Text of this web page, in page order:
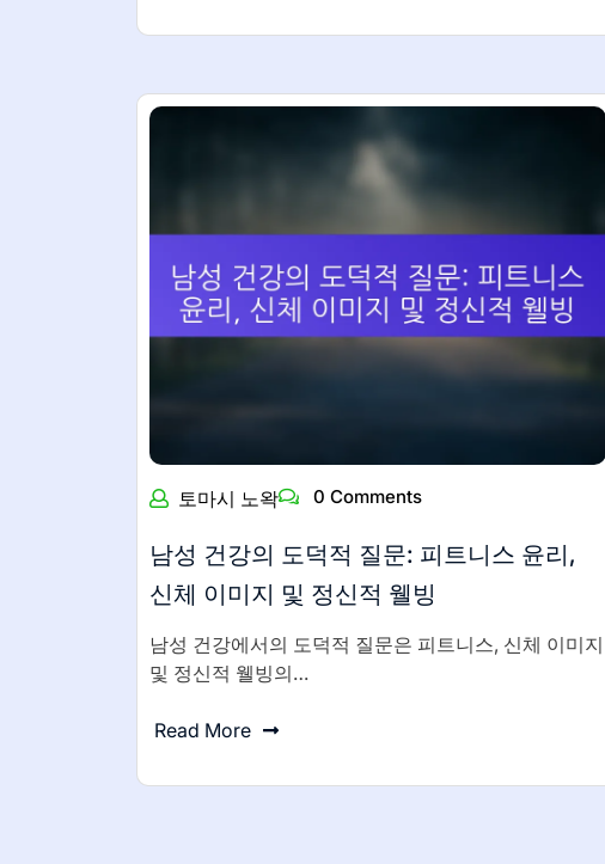
토마시 노왁 0 Comments
남성 건강의 도덕적 질문: 피트니스 윤리,
신체 이미지 및 정신적 웰빙
남성 건강에서의 도덕적 질문은 피트니스, 신체 이미지
및 정신적 웰빙의…
Read More